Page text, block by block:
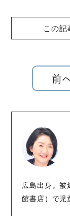
この記
前
広島出身。被爆２世。 デビュ
館書店）で児